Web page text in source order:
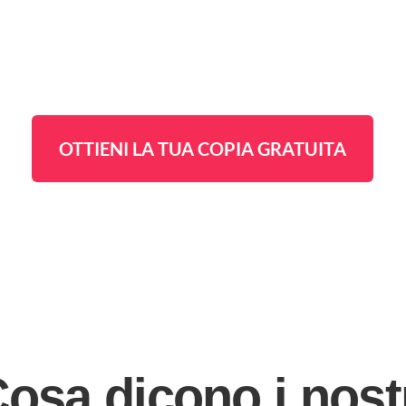
OTTIENI LA TUA COPIA GRATUITA